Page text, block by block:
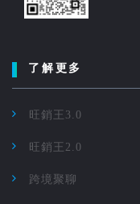
了解更多
旺銷王3.0
旺銷王2.0
跨境聚聊